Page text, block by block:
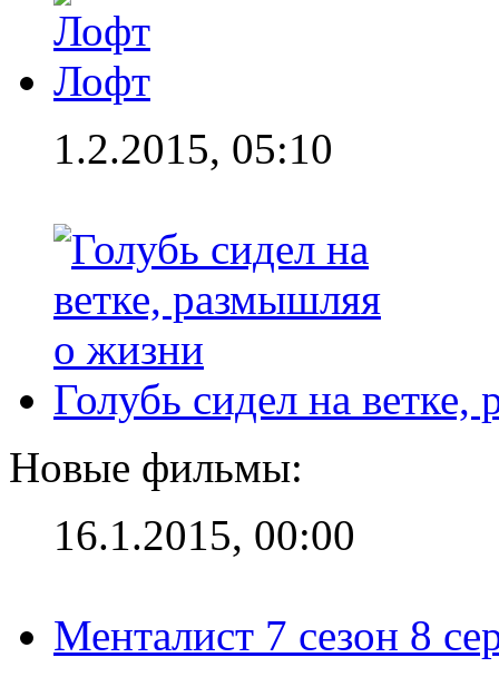
Лофт
1.2.2015, 05:10
Голубь сидел на
Новые фильмы:
16.1.2015, 00:00
Менталист 7 сезон 8